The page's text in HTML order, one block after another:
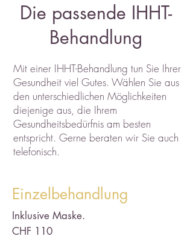
Die passende IHHT-
Behandlung
Mit einer IHHT-Behandlung tun Sie Ihrer
Gesundheit viel Gutes. Wählen Sie aus
den unterschiedlichen Möglichkeiten
diejenige aus, die Ihrem
Gesundheitsbedürfnis am besten
entspricht. Gerne beraten wir Sie auch
telefonisch.
Einzelbehandlung
Inklusive Maske.
CHF 110